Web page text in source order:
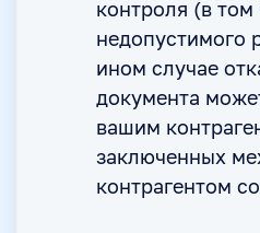
контроля (в том
недопустимого
ином случае
документа
вашим
заключенных
контрагентом